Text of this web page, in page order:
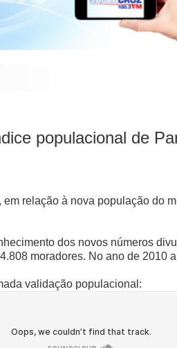
populacional de
relação à nova população do
dos novos números
moradores. No ano de 2010
validação populacional: